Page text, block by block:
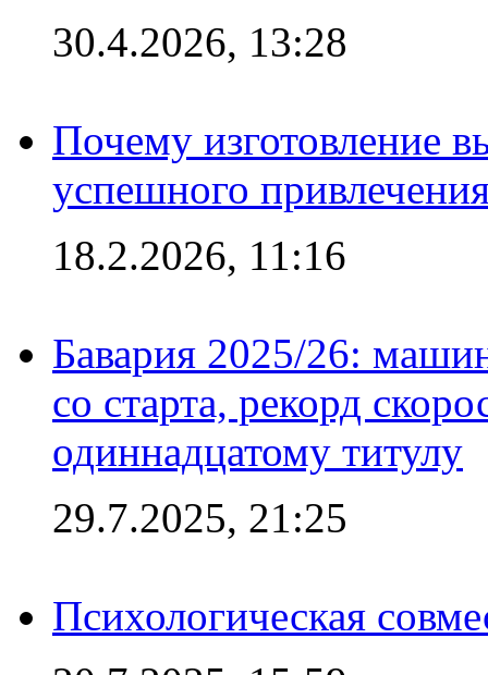
30.4.2026, 13:28
Почему изготовление
успешного
18.2.2026, 11:16
Бавария 2025/26:
со старта, рекорд
одиннадцатому титулу
29.7.2025, 21:25
Психологическая